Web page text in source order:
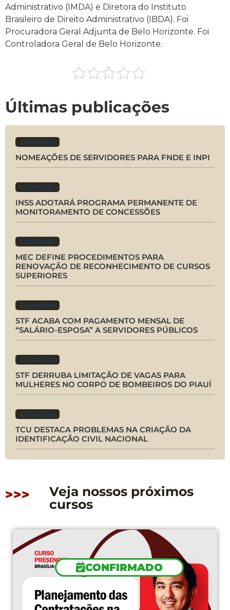
Administrativo (IMDA) e Diretora do Instituto
Brasileiro de Direito Administrativo (IBDA). Foi
Procuradora Geral Adjunta de Belo Horizonte. Foi
Controladora Geral de Belo Horizonte.
Últimas publicações
Licitações
NOMEAÇÕES DE SERVIDORES PARA FNDE E INPI
Licitações
INSS ADOTARÁ PROGRAMA PERMANENTE DE
MONITORAMENTO DE CONCESSÕES
Licitações
MEC DEFINE PROCEDIMENTOS PARA
RENOVAÇÃO DE RECONHECIMENTO DE CURSOS
SUPERIORES
Licitações
STF ACABA COM PAGAMENTO MENSAL DE
“SALÁRIO-ESPOSA” A SERVIDORES PÚBLICOS
Licitações
STF DERRUBA LIMITAÇÃO DE VAGAS PARA
MULHERES NO CORPO DE BOMBEIROS DO PIAUÍ
Licitações
TCU DESTACA PROBLEMAS NA CRIAÇÃO DA
IDENTIFICAÇÃO CIVIL NACIONAL
>>>
Veja nossos próximos
cursos
CONFIRMADO